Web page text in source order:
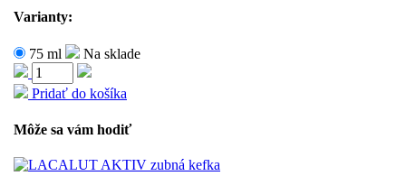
Varianty:
75 ml Na sklade
Pridať do košíka
Môže sa vám hodiť